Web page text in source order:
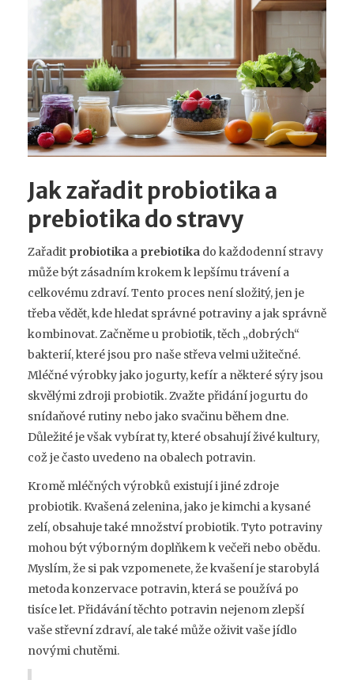
Jak zařadit probiotika a
prebiotika do stravy
Zařadit probiotika a prebiotika do každodenní stravy
může být zásadním krokem k lepšímu trávení a
celkovému zdraví. Tento proces není složitý, jen je
třeba vědět, kde hledat správné potraviny a jak správně
kombinovat. Začněme u probiotik, těch „dobrých“
bakterií, které jsou pro naše střeva velmi užitečné.
Mléčné výrobky jako jogurty, kefír a některé sýry jsou
skvělými zdroji probiotik. Zvažte přidání jogurtu do
snídaňové rutiny nebo jako svačinu během dne.
Důležité je však vybírat ty, které obsahují živé kultury,
což je často uvedeno na obalech potravin.
Kromě mléčných výrobků existují i jiné zdroje
probiotik. Kvašená zelenina, jako je kimchi a kysané
zelí, obsahuje také množství probiotik. Tyto potraviny
mohou být výborným doplňkem k večeři nebo obědu.
Myslím, že si pak vzpomenete, že kvašení je starobylá
metoda konzervace potravin, která se používá po
tisíce let. Přidávání těchto potravin nejenom zlepší
vaše střevní zdraví, ale také může oživit vaše jídlo
novými chutěmi.